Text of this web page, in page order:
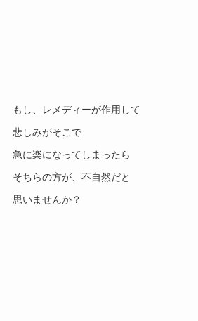
もし、レメディーが作用して
悲しみがそこで
急に楽になってしまったら
そちらの方が、不自然だと
思いませんか？